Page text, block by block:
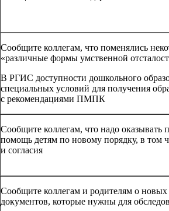
Сообщите коллегам, что поменялись
«различные формы умственной
В РГИС доступности дошкольного
специальных условий для получения
с рекомендациями ПМПК
Сообщите коллегам, что надо
помощь детям по новому порядку, в том
и согласия
Сообщите коллегам и родителям о
документов, которые нужны для